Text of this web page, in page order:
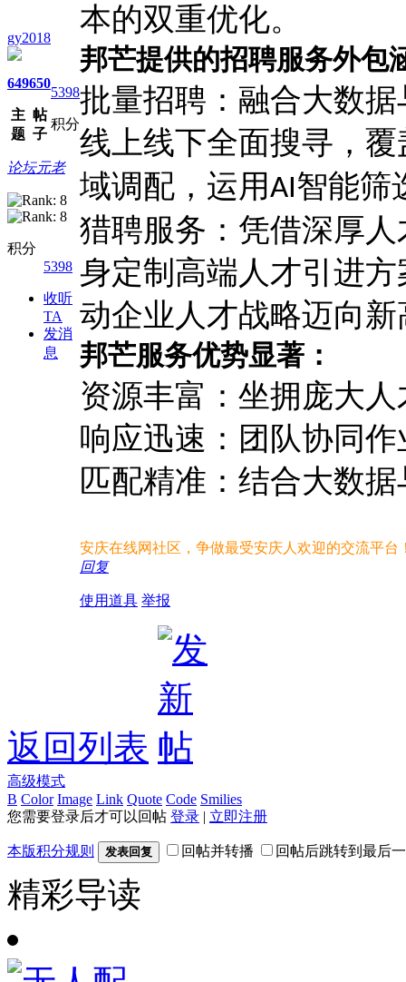
gy2018
649
主
题
650
帖
子
5398
积分
论坛元老
积分
5398
收听
TA
发消
息
本的双重优化。
邦芒提供的招聘服务外包
批量招聘：融合大数
线上线下全面搜寻，覆
域调配，运用AI智能筛
猎聘服务：凭借深厚
身定制高端人才引进
动企业人才战略迈向新
邦芒服务优势显著：
资源丰富：坐拥庞大
响应迅速：团队协同
匹配精准：结合大数
安庆在线网社区，争做最受安庆人欢迎的交流平台
回复
使用道具 举报
返回列表
高级模式
B Color Image Link Quote Code Smilies
您需要登录后才可以回帖 登录 | 立即注册
本版积分规则 发表回复 回帖并转播 回帖后跳转到最后
精彩导读